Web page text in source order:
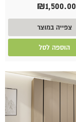
₪1,500.00
צפייה במוצר
הוספה לסל